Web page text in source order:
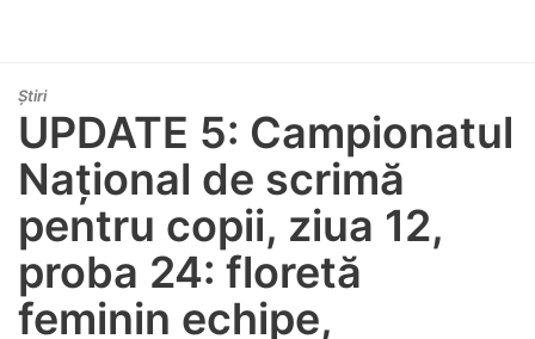
Știri
UPDATE 5: Campionatul
Național de scrimă
pentru copii, ziua 12,
proba 24: floretă
feminin echipe,